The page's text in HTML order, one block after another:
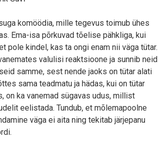
komöödia, mille tegevus toimub ühes
Ema-isa põrkuvad tõelise pähkliga, kui
pole kindel, kas ta ongi enam nii väga tütar.
valulisi reaktsioone ja sunnib neid
samme, sest nende jaoks on tütar alati
sama teadmatu ja hädas, kui on tütar
on ka vanemad sügavas udus, millist
eelistada. Tundub, et mõlemapoolne
väga ei aita ning tekitab järjepanu